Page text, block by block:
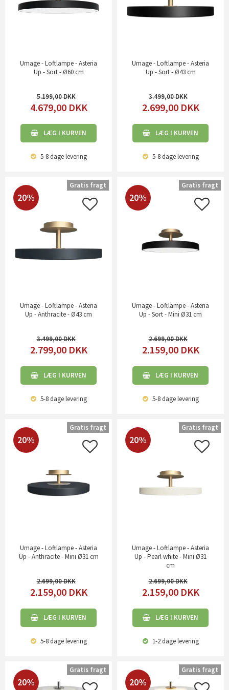
Umage - Loftlampe - Asteria
Up - Sort - Ø60 cm
5.199,00
4.679,00 DKK
LÆG I KURVEN
5-8 dagelevering
Umage - Loftlampe - Asteria
Up - Sort - Ø43 cm
3.499,00
2.699,00 DKK
LÆG I KURVEN
5-8 dagelevering
20%
Umage - Loftlampe - Asteria
Up - Anthracite - Ø43 cm
3.499,00
2.799,00 DKK
LÆG I KURVEN
5-8 dagelevering
Gratis fragt
20%
Umage - Loftlampe - Asteria
Up - Sort - Mini Ø31 cm
2.699,00
2.159,00 DKK
LÆG I KURVEN
5-8 dagelevering
Gratis fragt
20%
Umage - Loftlampe - Asteria
Up - Anthracite - Mini Ø31 cm
2.699,00
2.159,00 DKK
LÆG I KURVEN
5-8 dagelevering
Gratis fragt
20%
Umage - Loftlampe - Asteria
Up - Pearl white - Mini Ø31
cm
2.699,00
2.159,00 DKK
LÆG I KURVEN
1-2 dagelevering
Gratis fragt
20%
Gratis fragt
20%
Gratis fragt